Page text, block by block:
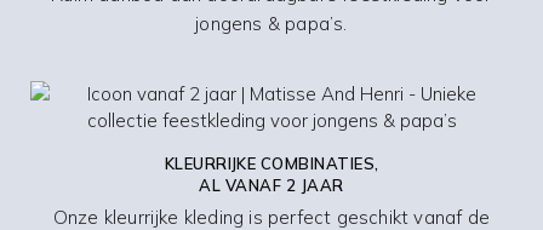
jongens & papa’s.
KLEURRIJKE COMBINATIES,
AL VANAF 2 JAAR
Onze kleurrijke kleding is perfect geschikt vanaf de